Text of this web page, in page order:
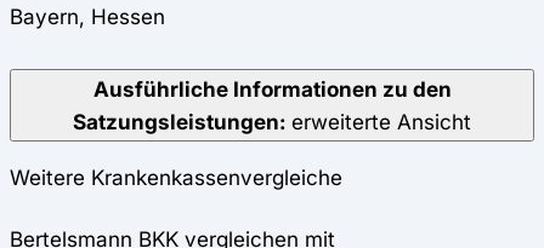
Bayern, Hessen
Ausführliche Informationen zu den
Satzungsleistungen: erweiterte Ansicht
Weitere Krankenkassenvergleiche
Bertelsmann BKK vergleichen mit